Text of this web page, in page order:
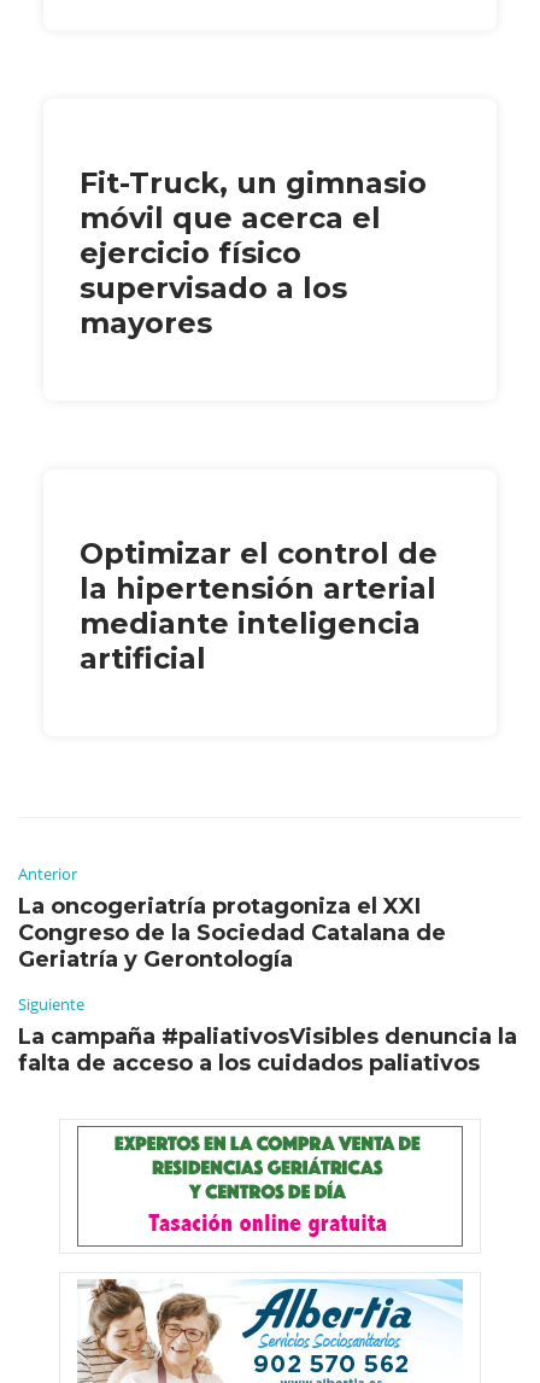
Fit-Truck, un gimnasio
móvil que acerca el
ejercicio físico
supervisado a los
mayores
Optimizar el control de
la hipertensión arterial
mediante inteligencia
artificial
Anterior
La oncogeriatría protagoniza el XXI
Congreso de la Sociedad Catalana de
Geriatría y Gerontología
Siguiente
La campaña #paliativosVisibles denuncia la
falta de acceso a los cuidados paliativos